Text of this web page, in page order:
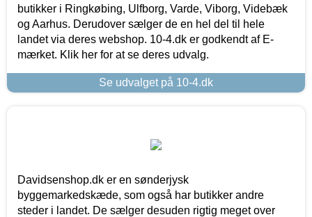
butikker i Ringkøbing, Ulfborg, Varde, Viborg, Videbæk
og Aarhus. Derudover sælger de en hel del til hele
landet via deres webshop. 10-4.dk er godkendt af E-
mærket. Klik her for at se deres udvalg.
Se udvalget på 10-4.dk
Davidsenshop.dk er en sønderjysk
byggemarkedskæde, som også har butikker andre
steder i landet. De sælger desuden rigtig meget over